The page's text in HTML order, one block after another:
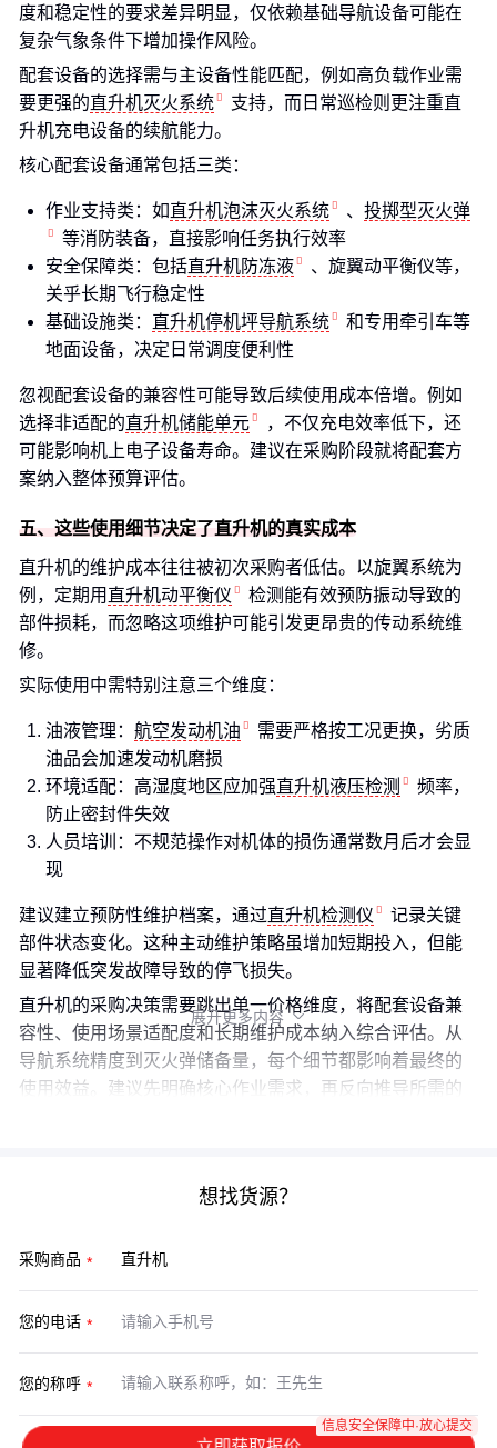
度和稳定性的要求差异明显，仅依赖基础导航设备可能在
复杂气象条件下增加操作风险。
配套设备的选择需与主设备性能匹配，例如高负载作业需
要更强的直升机灭火系统
支持，而日常巡检则更注重直
升机充电设备的续航能力。
核心配套设备通常包括三类：
作业支持类：如直升机泡沫灭火系统 、 投掷型灭火弹
等消防装备，直接影响任务执行效率
安全保障类：包括直升机防冻液
、旋翼动平衡仪等，
关乎长期飞行稳定性
基础设施类： 直升机停机坪导航系统
和专用牵引车等
地面设备，决定日常调度便利性
忽视配套设备的兼容性可能导致后续使用成本倍增。例如
选择非适配的直升机储能单元
，不仅充电效率低下，还
可能影响机上电子设备寿命。建议在采购阶段就将配套方
案纳入整体预算评估。
五、这些使用细节决定了直升机的真实成本
直升机的维护成本往往被初次采购者低估。以旋翼系统为
例，定期用 直升机动平衡仪
检测能有效预防振动导致的
部件损耗，而忽略这项维护可能引发更昂贵的传动系统维
修。
实际使用中需特别注意三个维度：
油液管理： 航空发动机油
需要严格按工况更换，劣质
油品会加速发动机磨损
环境适配：高湿度地区应加强直升机液压检测
频率，
防止密封件失效
人员培训：不规范操作对机体的损伤通常数月后才会显
现
建议建立预防性维护档案，通过直升机检测仪
记录关键
部件状态变化。这种主动维护策略虽增加短期投入，但能
显著降低突发故障导致的停飞损失。
直升机的采购决策需要跳出单一价格维度，将配套设备兼
容性、使用场景适配度和长期维护成本纳入综合评估。从
导航系统精度到灭火弹储备量，每个细节都影响着最终的
使用效益。建议先明确核心作业需求，再反向推导所需的
展开更多内容 
想找货源？
采购商品
您的电话
您的称呼
信息安全保障中·放心提交